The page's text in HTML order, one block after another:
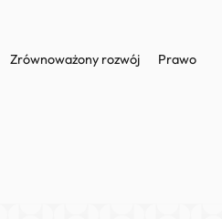
Zrównoważony rozwój Prawo